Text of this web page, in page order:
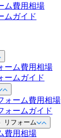
ム費用相場
ムガイド
ーム費用相場
ームガイド
ォーム費用相場
ォームガイド
リフォーム
費用相場